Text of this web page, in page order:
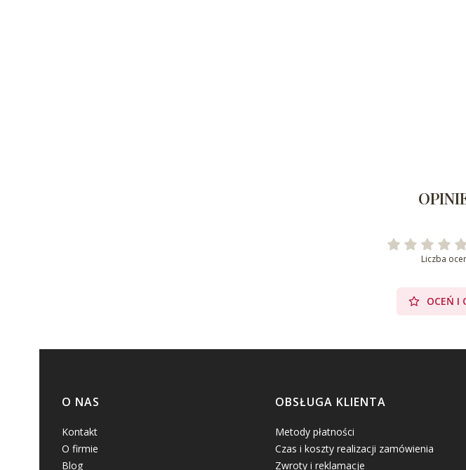
Liczba
OCEŃ I
Linki w stopce
O NAS
Kontakt
O firmie
Blog
OBSŁUGA KLIENTA
Metody płatności
Czas i koszty realizacji zamówienia
Zwroty i reklamacje